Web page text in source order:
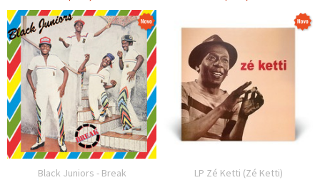
Black Juniors - Break
LP Zé Ketti (Zé Ketti)